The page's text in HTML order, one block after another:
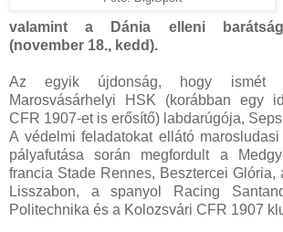
valamint a Dánia elleni
(november 18., kedd).
Az egyik újdonság, hogy ismét
Marosvásárhelyi HSK (korábban egy
CFR 1907-et is erősítő) labdarúgója,
A védelmi feladatokat ellátó
pályafutása során megfordult a
francia Stade Rennes, Besztercei Glória,
Lisszabon, a spanyol Racing
Politechnika és a Kolozsvári CFR 1907